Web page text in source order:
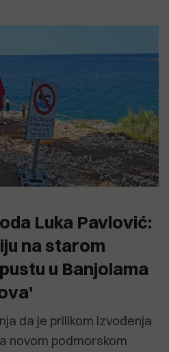
Luka Pavlović:
na starom
u Banjolama
da je prilikom izvođenja
novom podmorskom